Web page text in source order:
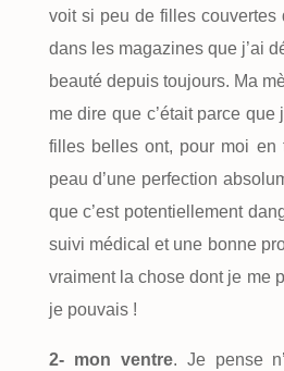
voit si peu de filles couvertes
dans les magazines que j’ai
beauté depuis toujours. Ma
me dire que c’était parce que
filles belles ont, pour moi en
peau d’une perfection
que c’est potentiellement
suivi médical et une bonne
vraiment la chose dont je me
je pouvais !
2- mon ventre. Je pense